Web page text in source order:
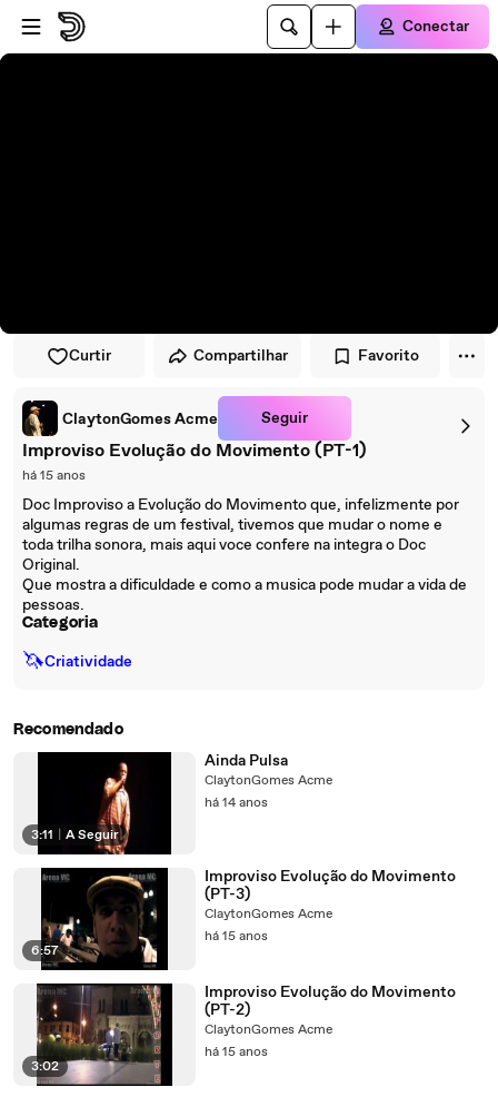
Pular para o player
Ir para o conteúdo principal
Conectar
Curtir Compartilhar Favorito
ClaytonGomes Acme Seguir
Improviso Evolução do Movimento (PT-1)
há 15 anos
Doc Improviso a Evolução do Movimento que, infelizmente por
algumas regras de um festival, tivemos que mudar o nome e
toda trilha sonora, mais aqui voce confere na integra o Doc
Original.
Que mostra a dificuldade e como a musica pode mudar a vida de
pessoas.
Categoria
🦄Criatividade
Recomendado
3:11 A Seguir
Ainda Pulsa
ClaytonGomes Acme
há 14 anos
6:57
Improviso Evolução do Movimento
(PT-3)
ClaytonGomes Acme
há 15 anos
3:02
Improviso Evolução do Movimento
(PT-2)
ClaytonGomes Acme
há 15 anos